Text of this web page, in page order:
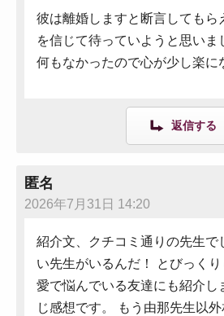
彼は離婚しますと断言してもら
を信じて待っていようと思いま
何もなかったので心が少し楽に
返信する
匿名
2026年7月31日 14:20
紹介文、クチコミ通りの先生で
い先生がいるんだ！ とびっく
愛で悩んでいる友達にも紹介し
じ感想です。 もう由那先生以外